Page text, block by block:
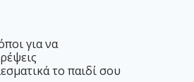
για να
το παιδί σου